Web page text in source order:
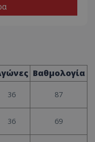
Βαθμολογία
36 87
36 69